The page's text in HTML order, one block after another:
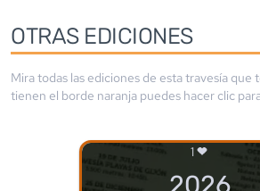
OTRAS EDICIONES
Mira todas las ediciones de esta travesía que
tienen el borde naranja puedes hacer clic
1
2026